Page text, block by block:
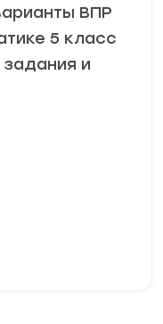
ВПР
5 класс
задания и